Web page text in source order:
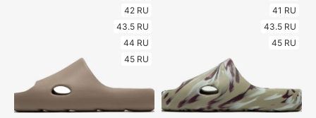
42 RU
43.5 RU
44 RU
45 RU
41 RU
43.5 RU
45 RU